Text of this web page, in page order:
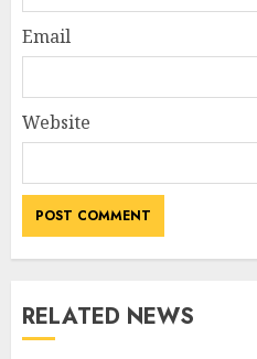
Email
Website
RELATED NEWS